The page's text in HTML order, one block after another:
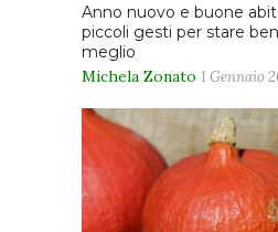
Anno nuovo e buone
piccoli gesti per stare
meglio
Michela Zonato 1 Gennaio